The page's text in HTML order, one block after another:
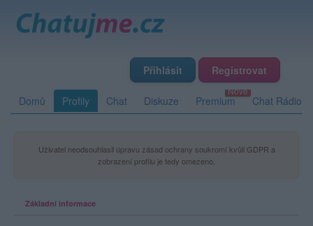
Přihlásit Registrovat
Domů Profily Chat Diskuze Premium Chat Rádio
Uživatel neodsouhlasil úpravu zásad ochrany soukromí kvůli GDPR a
zobrazení profilu je tedy omezeno.
Základní informace